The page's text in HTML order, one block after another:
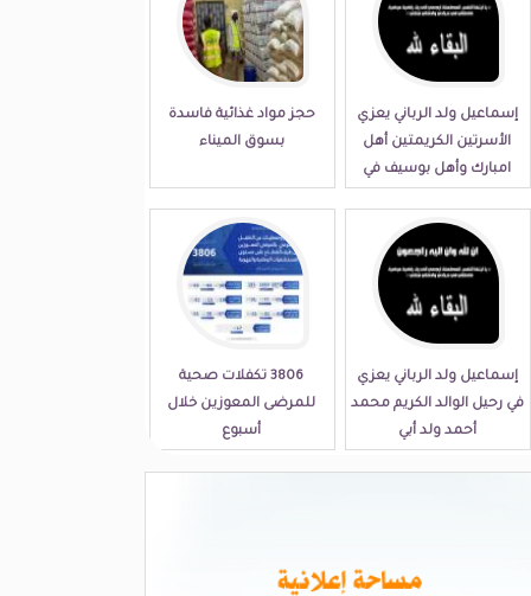
إسماعيل ولد الرباني يعزي
الأسرتين الكريمتين أهل
امبارك وأهل بوسيف في
حجز مواد غذائية فاسدة
بسوق الميناء
إسماعيل ولد الرباني يعزي
في رحيل الوالد الكريم محمد
أحمد ولد أبي
3806 تكفلات صحية
للمرضى المعوزين خلال
أسبوع